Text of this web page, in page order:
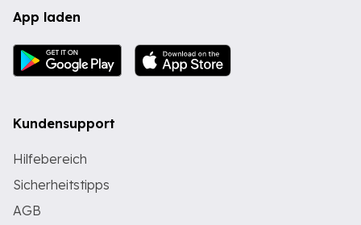
App laden
Kundensupport
Hilfebereich
Sicherheitstipps
AGB